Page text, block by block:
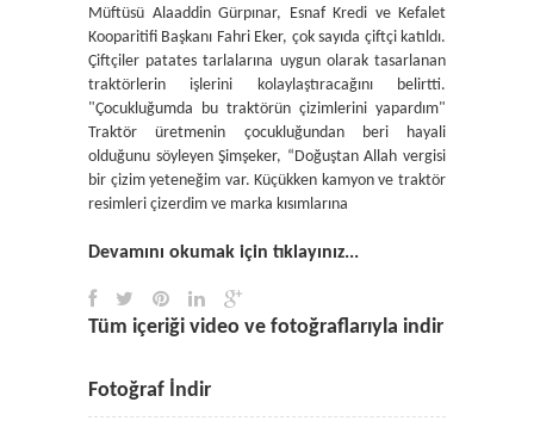
Müftüsü Alaaddin Gürpınar, Esnaf Kredi ve Kefalet
Kooparitifi Başkanı Fahri Eker, çok sayıda çiftçi katıldı.
Çiftçiler patates tarlalarına uygun olarak tasarlanan
traktörlerin işlerini kolaylaştıracağını belirtti.
"Çocukluğumda bu traktörün çizimlerini yapardım"
Traktör üretmenin çocukluğundan beri hayali
olduğunu söyleyen Şimşeker, “Doğuştan Allah vergisi
bir çizim yeteneğim var. Küçükken kamyon ve traktör
resimleri çizerdim ve marka kısımlarına
Devamını okumak için tıklayınız...
Tüm içeriği video ve fotoğraflarıyla indir
Fotoğraf İndir